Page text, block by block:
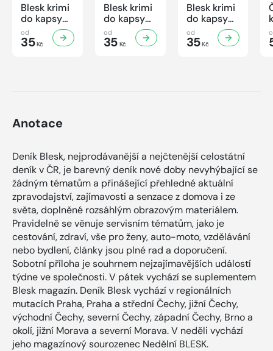
Blesk krimi
do kapsy
č.7/2026
od
35Kč
Blesk krimi
do kapsy
č.6/2026
od
35Kč
Blesk krimi
do kapsy
č.5/2026
od
35Kč
Anotace
Deník Blesk, nejprodávanější a nejčtenější celostátní
deník v ČR, je barevný deník nové doby nevyhýbající se
žádným tématům a přinášející přehledné aktuální
zpravodajství, zajímavosti a senzace z domova i ze
světa, doplněné rozsáhlým obrazovým materiálem.
Pravidelně se věnuje servisním tématům, jako je
cestování, zdraví, vše pro ženy, auto-moto, vzdělávání
nebo bydlení, články jsou plné rad a doporučení.
Sobotní příloha je souhrnem nejzajímavějších událostí
týdne ve společnosti. V pátek vychází se suplementem
Blesk magazín. Deník Blesk vychází v regionálních
mutacích Praha, Praha a střední Čechy, jižní Čechy,
východní Čechy, severní Čechy, západní Čechy, Brno a
okolí, jižní Morava a severní Morava. V neděli vychází
jeho magazínový sourozenec Nedělní BLESK.